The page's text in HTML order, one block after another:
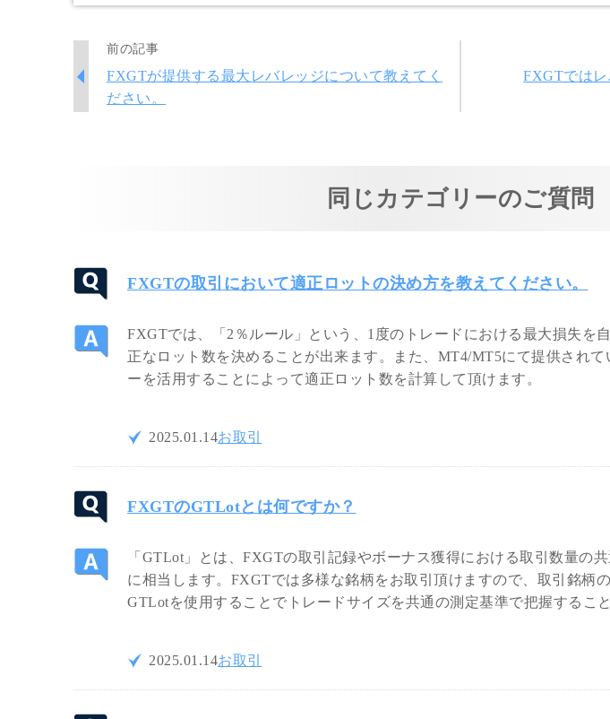
前の記事
FXGTが提供する最大レバレッジについて教えてく
ださい。
FXGTでは
同じカテゴリーのご質問
FXGTの取引において適正ロットの決め方を教えてください。
FXGTでは、「2％ルール」という、1度のトレードにおける最大損失を
正なロット数を決めることが出来ます。また、MT4/MT5にて提供され
ーを活用することによって適正ロット数を計算して頂けます。
2025.01.14お取引
FXGTのGTLotとは何ですか？
「GTLot」とは、FXGTの取引記録やボーナス獲得における取引数量の
に相当します。FXGTでは多様な銘柄をお取引頂けますので、取引銘柄
GTLotを使用することでトレードサイズを共通の測定基準で把握するこ
2025.01.14お取引